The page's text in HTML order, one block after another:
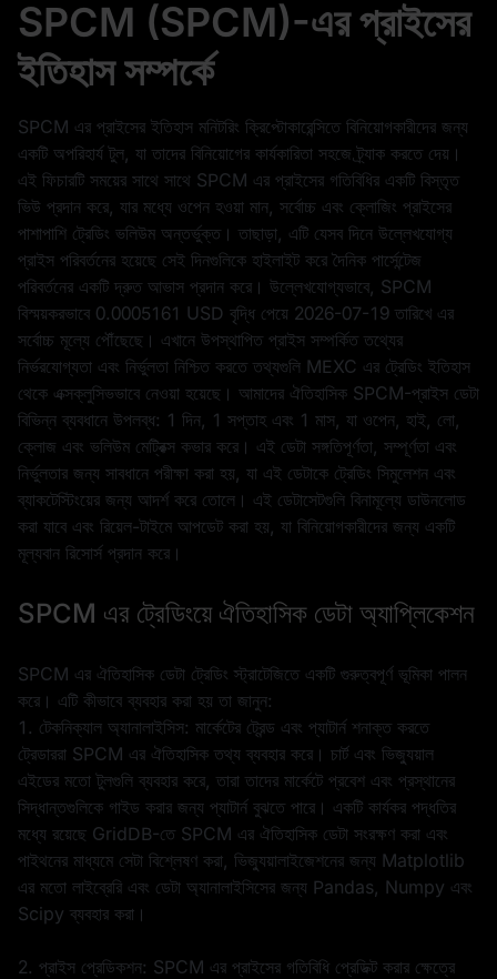
SPCM (SPCM)-এর প্রাইসের
ইতিহাস সম্পর্কে
SPCM এর প্রাইসের ইতিহাস মনিটরিং ক্রিপ্টোকারেন্সিতে বিনিয়োগকারীদের জন্য
একটি অপরিহার্য টুল, যা তাদের বিনিয়োগের কার্যকারিতা সহজে ট্র্যাক করতে দেয়।
এই ফিচারটি সময়ের সাথে সাথে SPCM এর প্রাইসের গতিবিধির একটি বিস্তৃত
ভিউ প্রদান করে, যার মধ্যে ওপেন হওয়া মান, সর্বোচ্চ এবং ক্লোজিং প্রাইসের
পাশাপাশি ট্রেডিং ভলিউম অন্তর্ভুক্ত। তাছাড়া, এটি যেসব দিনে উল্লেখযোগ্য
প্রাইস পরিবর্তনের হয়েছে সেই দিনগুলিকে হাইলাইট করে দৈনিক পার্সেন্টেজ
পরিবর্তনের একটি দ্রুত আভাস প্রদান করে। উল্লেখযোগ্যভাবে, SPCM
বিস্ময়করভাবে 0.0005161 USD বৃদ্ধি পেয়ে 2026-07-19 তারিখে এর
সর্বোচ্চ মূল্যে পৌঁছেছে। এখানে উপস্থাপিত প্রাইস সম্পর্কিত তথ্যের
নির্ভরযোগ্যতা এবং নির্ভুলতা নিশ্চিত করতে তথ্যগুলি MEXC এর ট্রেডিং ইতিহাস
থেকে এক্সক্লুসিভভাবে নেওয়া হয়েছে। আমাদের ঐতিহাসিক SPCM-প্রাইস ডেটা
বিভিন্ন ব্যবধানে উপলব্ধ: 1 দিন, 1 সপ্তাহ এবং 1 মাস, যা ওপেন, হাই, লো,
ক্লোজ এবং ভলিউম মেট্রিক্স কভার করে। এই ডেটা সঙ্গতিপূর্ণতা, সম্পূর্ণতা এবং
নির্ভুলতার জন্য সাবধানে পরীক্ষা করা হয়, যা এই ডেটাকে ট্রেডিং সিমুলেশন এবং
ব্যাকটেস্টিংয়ের জন্য আদর্শ করে তোলে। এই ডেটাসেটগুলি বিনামূল্যে ডাউনলোড
করা যাবে এবং রিয়েল-টাইমে আপডেট করা হয়, যা বিনিয়োগকারীদের জন্য একটি
মূল্যবান রিসোর্স প্রদান করে।
SPCM এর ট্রেডিংয়ে ঐতিহাসিক ডেটা অ্যাপ্লিকেশন
SPCM এর ঐতিহাসিক ডেটা ট্রেডিং স্ট্রাটেজিতে একটি গুরুত্বপূর্ণ ভূমিকা পালন
করে। এটি কীভাবে ব্যবহার করা হয় তা জানুন:
1. টেকনিক্যাল অ্যানালাইসিস: মার্কেটের ট্রেন্ড এবং প্যাটার্ন শনাক্ত করতে
ট্রেডাররা SPCM এর ঐতিহাসিক তথ্য ব্যবহার করে। চার্ট এবং ভিজ্যুয়াল
এইডের মতো টুলগুলি ব্যবহার করে, তারা তাদের মার্কেটে প্রবেশ এবং প্রস্থানের
সিদ্ধান্তগুলিকে গাইড করার জন্য প্যাটার্ন বুঝতে পারে। একটি কার্যকর পদ্ধতির
মধ্যে রয়েছে GridDB-তে SPCM এর ঐতিহাসিক ডেটা সংরক্ষণ করা এবং
পাইথনের মাধ্যমে সেটা বিশ্লেষণ করা, ভিজ্যুয়ালাইজেশনের জন্য Matplotlib
এর মতো লাইব্রেরি এবং ডেটা অ্যানালাইসিসের জন্য Pandas, Numpy এবং
Scipy ব্যবহার করা।
2. প্রাইস প্রেডিকশন: SPCM এর প্রাইসের গতিবিধি প্রেডিক্ট করার ক্ষেত্রে